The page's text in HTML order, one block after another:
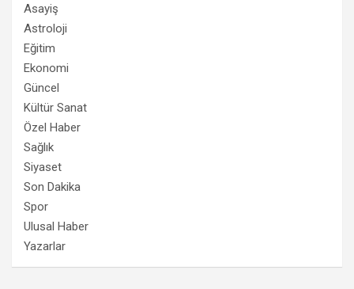
Asayiş
Astroloji
Eğitim
Ekonomi
Güncel
Kültür Sanat
Özel Haber
Sağlık
Siyaset
Son Dakika
Spor
Ulusal Haber
Yazarlar